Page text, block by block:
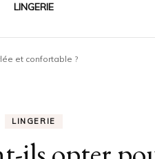
LINGERIE
et confortable ?
LINGERIE